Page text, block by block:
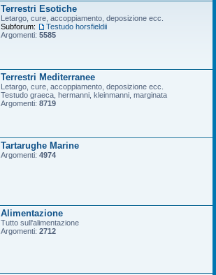
Terrestri Esotiche
Letargo, cure, accoppiamento, deposizione ecc.
Subforum:
Testudo horsfieldii
Argomenti: 5585
Terrestri Mediterranee
Letargo, cure, accoppiamento, deposizione ecc.
Testudo graeca, hermanni, kleinmanni, marginata
Argomenti: 8719
Tartarughe Marine
Argomenti: 4974
Alimentazione
Tutto sull'alimentazione
Argomenti: 2712